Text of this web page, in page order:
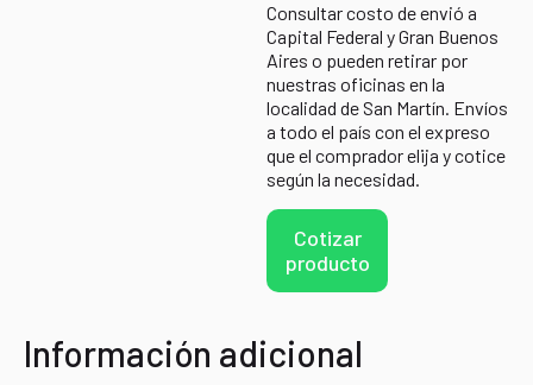
Consultar costo de envió a
Capital Federal y Gran Buenos
Aires o pueden retirar por
nuestras oficinas en la
localidad de San Martín. Envíos
a todo el país con el expreso
que el comprador elija y cotice
según la necesidad.
Cotizar
producto
Información adicional